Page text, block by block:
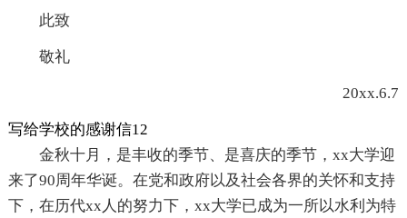
此致
敬礼
20xx.6.7
写给学校的感谢信12
金秋十月，是丰收的季节、是喜庆的季节，xx大学迎
来了90周年华诞。在党和政府以及社会各界的关怀和支持
下，在历代xx人的努力下，xx大学已成为一所以水利为特